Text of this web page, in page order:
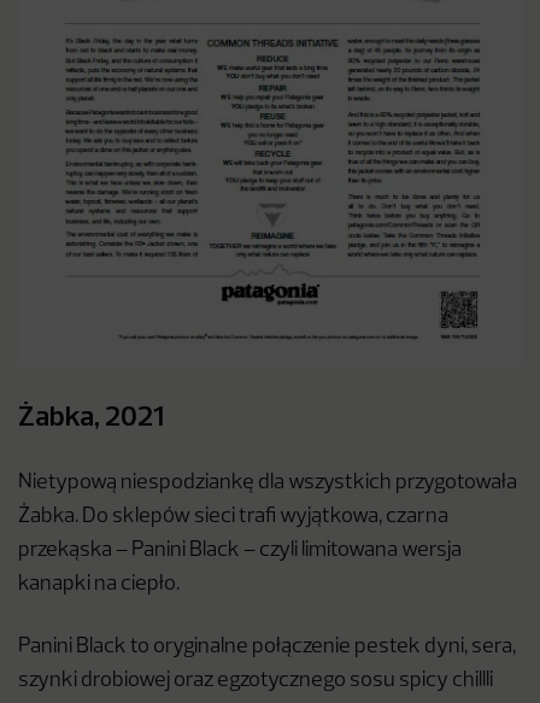
Żabka, 2021
Nietypową niespodziankę dla wszystkich przygotowała
Żabka. Do sklepów sieci trafi wyjątkowa, czarna
przekąska – Panini Black – czyli limitowana wersja
kanapki na ciepło.
Panini Black to oryginalne połączenie pestek dyni, sera,
szynki drobiowej oraz egzotycznego sosu spicy chillli